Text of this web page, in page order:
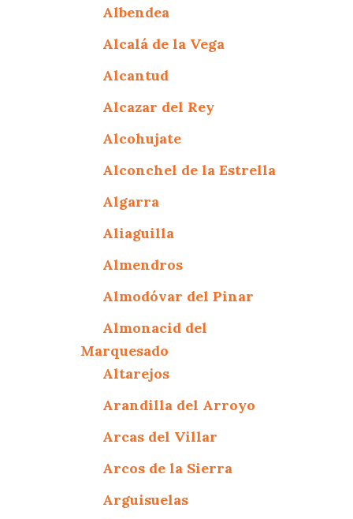
Albendea
Alcalá de la Vega
Alcantud
Alcazar del Rey
Alcohujate
Alconchel de la Estrella
Algarra
Aliaguilla
Almendros
Almodóvar del Pinar
Almonacid del
Marquesado
Altarejos
Arandilla del Arroyo
Arcas del Villar
Arcos de la Sierra
Arguisuelas